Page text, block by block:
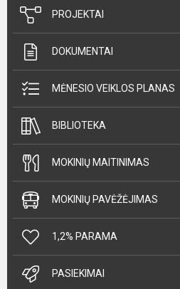
PROJEKTAI
DOKUMENTAI
MĖNESIO VEIKLOS PLANAS
BIBLIOTEKA
MOKINIŲ MAITINIMAS
MOKINIŲ PAVĖŽĖJIMAS
1,2% PARAMA
PASIEKIMAI